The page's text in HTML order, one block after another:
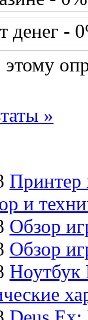
денег -
этому
»
Принтер
и
Обзор
Обзор
Ноутбук